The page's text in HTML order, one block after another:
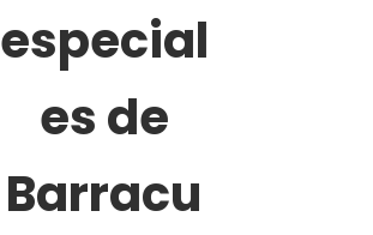
especial
es de
Barracu